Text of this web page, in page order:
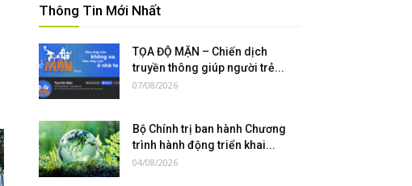
Thông Tin Mới Nhất
TỌA ĐỘ MẶN – Chiến dịch
truyền thông giúp người trẻ...
07/08/2026
Bộ Chính trị ban hành Chương
trình hành động triển khai...
04/08/2026